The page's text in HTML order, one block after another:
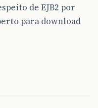
de EJB2 por
para download